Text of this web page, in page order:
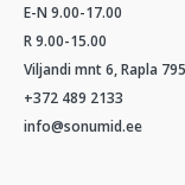
E-N 9.00-17.00
R 9.00-15.00
Viljandi mnt 6, Rapla
+372 489 2133
info@sonumid.ee